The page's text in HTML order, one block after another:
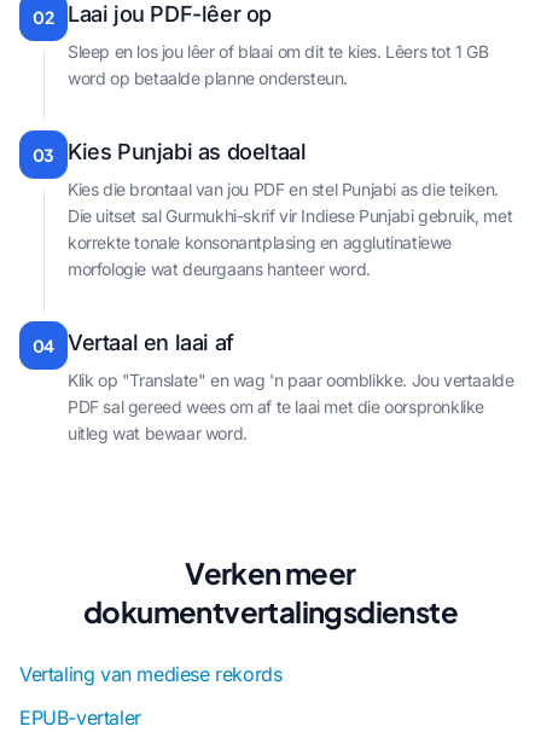
02 Laai jou PDF-lêer op
Sleep en los jou lêer of blaai om dit te kies. Lêers tot 1 GB
word op betaalde planne ondersteun.
03 Kies Punjabi as doeltaal
Kies die brontaal van jou PDF en stel Punjabi as die teiken.
Die uitset sal Gurmukhi-skrif vir Indiese Punjabi gebruik, met
korrekte tonale konsonantplasing en agglutinatiewe
morfologie wat deurgaans hanteer word.
04 Vertaal en laai af
Klik op "Translate" en wag 'n paar oomblikke. Jou vertaalde
PDF sal gereed wees om af te laai met die oorspronklike
uitleg wat bewaar word.
Verken meer
dokumentvertalingsdienste
Vertaling van mediese rekords
EPUB-vertaler